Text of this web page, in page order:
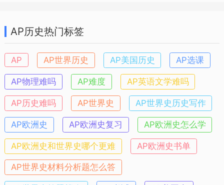
AP历史热门标签
AP AP世界历史 AP美国历史 AP选课
AP物理难吗 AP难度 AP英语文学难吗
AP历史难吗 AP世界史 AP世界史历史写作
AP欧洲史 AP欧洲史复习 AP欧洲史怎么学
​AP欧洲史和世界史哪个更难 AP欧洲史书单
AP世界史材料分析题怎么答